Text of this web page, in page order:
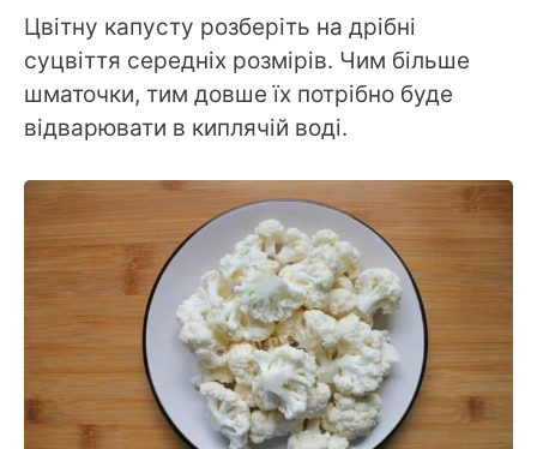
Цвітну капусту розберіть на дрібні
суцвіття середніх розмірів. Чим більше
шматочки, тим довше їх потрібно буде
відварювати в киплячій воді.